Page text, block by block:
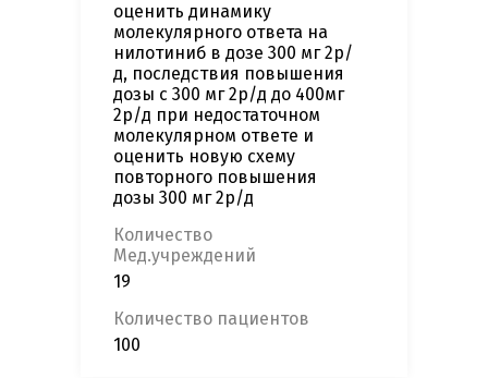
оценить динамику
молекулярного ответа на
нилотиниб в дозе 300 мг 2р/
д, последствия повышения
дозы с 300 мг 2р/д до 400мг
2р/д при недостаточном
молекулярном ответе и
оценить новую схему
повторного повышения
дозы 300 мг 2р/д
Количество
Мед.учреждений
19
Количество пациентов
100